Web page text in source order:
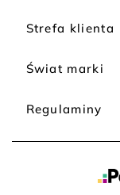
Tylko torebki z
niepowtarzalna.
kupuj produkty
Najbardziej
100% skóry
Strefa klienta
Świat marki
Regulaminy